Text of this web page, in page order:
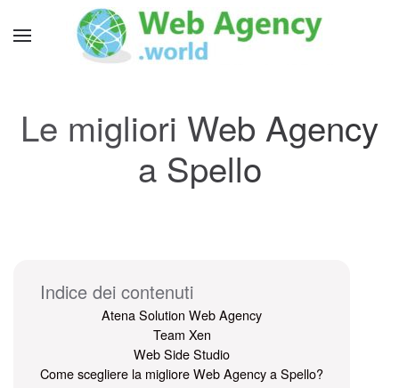
Le migliori Web Agency
a Spello
Indice dei contenuti
Atena Solution Web Agency
Team Xen
Web Side Studio
Come scegliere la migliore Web Agency a Spello?